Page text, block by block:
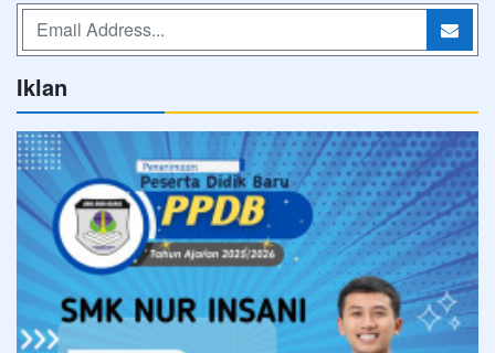
Iklan